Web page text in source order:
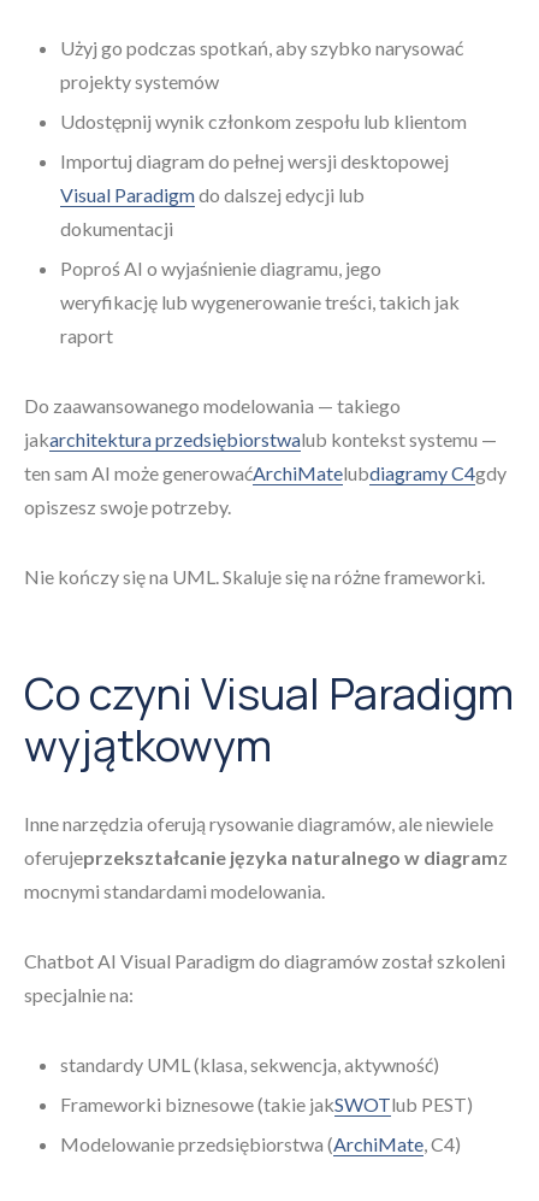
Użyj go podczas spotkań, aby szybko narysować
projekty systemów
Udostępnij wynik członkom zespołu lub klientom
Importuj diagram do pełnej wersji desktopowej
Visual Paradigmdo dalszej edycji lub
dokumentacji
Poproś AI o wyjaśnienie diagramu, jego
weryfikację lub wygenerowanie treści, takich jak
raport
Do zaawansowanego modelowania — takiego
jakarchitektura przedsiębiorstwalub kontekst systemu —
ten sam AI może generowaćArchiMatelubdiagramy C4gdy
opiszesz swoje potrzeby.
Nie kończy się na UML. Skaluje się na różne frameworki.
Co czyni Visual Paradigm
wyjątkowym
Inne narzędzia oferują rysowanie diagramów, ale niewiele
oferujeprzekształcanie języka naturalnego w diagramz
mocnymi standardami modelowania.
Chatbot AI Visual Paradigm do diagramów został szkoleni
specjalnie na:
standardy UML (klasa, sekwencja, aktywność)
Frameworki biznesowe (takie jakSWOTlub PEST)
Modelowanie przedsiębiorstwa (ArchiMate, C4)